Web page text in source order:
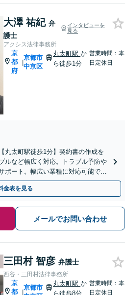
大澤 祐紀 弁
護士
インタビューを
見る
アクシス法律事務所
京
都
府
|
京都市
中京区
丸太町駅か
ら徒歩1分
営業時間：本
日定休日
丸太町駅徒歩1分】契約書の作成を
ルなど幅広く対応。トラブル予防や
ポート。幅広い業種に対応可能で
Web面談可】
金表を見る
メールでお問い合わせ
三田村 智彦 弁護士
西谷・三田村法律事務所
京
都
|
京都市
丸太町駅か
ら徒歩8分
営業時間：本
日定休日